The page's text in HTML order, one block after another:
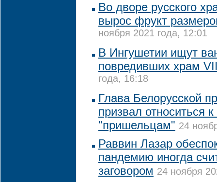
Во дворе русского
вырос фрукт
ноября 2021 года, 12:01
В Ингушетии ищут
повредивших храм
года, 16:18
Глава Белорусской
призвал относиться
"пришельцам" 24
Раввин Лазар
пандемию иногда
заговором 24 ноября